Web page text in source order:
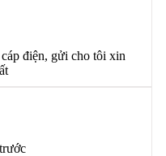
điện, gửi cho tôi xin